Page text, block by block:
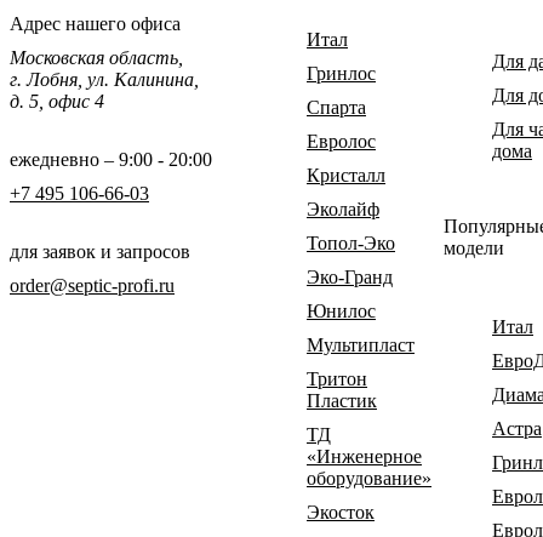
Адрес нашего офиса
Московская область,
г. Лобня, ул. Калинина,
д. 5, офис 4
ежедневно – 9:00 - 20:00
+7 495 106-66-03
для заявок и запросов
order@septic-profi.ru
Итал
Гринлос
Спарта
Евролос
Кристалл
Эколайф
Топол-Эко
Эко-Гранд
Юнилос
Мультипласт
Тритон
Пластик
ТД
«Инженерное
оборудование»
Экосток
Для
Для
Для
дома
модели
Итал
Астра